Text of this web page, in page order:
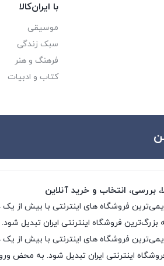
با ایران‌کالا
موسیقی
سبک زندگی
فرهنگ و هنر
کتاب و ادبیات
بررسی، انتخاب و خرید آنلاین
های اینترنتی با بیش از یک دهه تجربه، با پایبندی به سه اصل
بزرگ‌ترین فروشگاه اینترنتی ایران تبدیل
اینترنتی ایران تبدیل شود. به محض